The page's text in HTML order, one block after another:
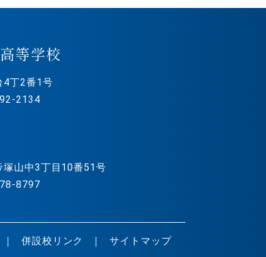
等学校
4丁2番1号
2134
山中3丁目10番51号
8797
併設校リンク サイトマップ